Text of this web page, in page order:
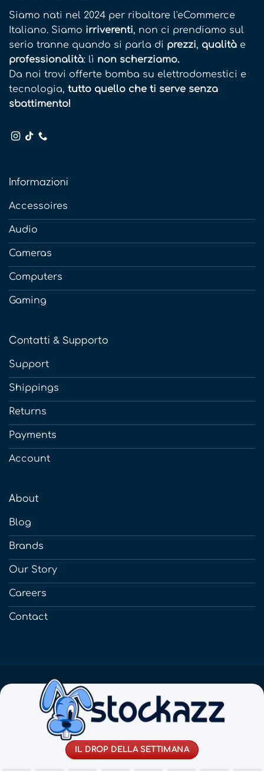
Siamo nati nel 2024 per ribaltare l'eCommerce
Italiano. Siamo irriverenti, non ci prendiamo sul
serio tranne quando si parla di prezzi, qualità e
professionalità: lì non scherziamo.
Da noi trovi offerte bomba su elettrodomestici e
tecnologia, tutto quello che ti serve senza
sbattimento!
Informazioni
Accessoires
Audio
Cameras
Computers
Gaming
Contatti & Supporto
Support
Shippings
Returns
Payments
Account
About
Blog
Brands
Our Story
Careers
Contact
IL DROP DELLA SETTIMANA